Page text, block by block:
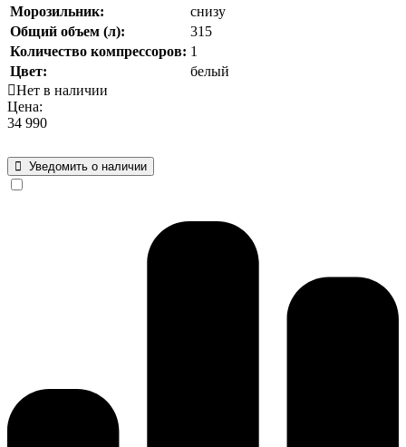
Морозильник:
снизу
Общий объем (л):
315
Количество компрессоров: 1
Цвет:
белый
Нет в наличии
Цена:
34 990
Уведомить о наличии